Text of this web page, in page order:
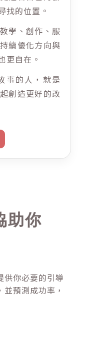
找的位置。
學、創作、服
續優化方向與
更自在。
事的人，就是
創造更好的改
助你
供你必要的引導
預測成功率，